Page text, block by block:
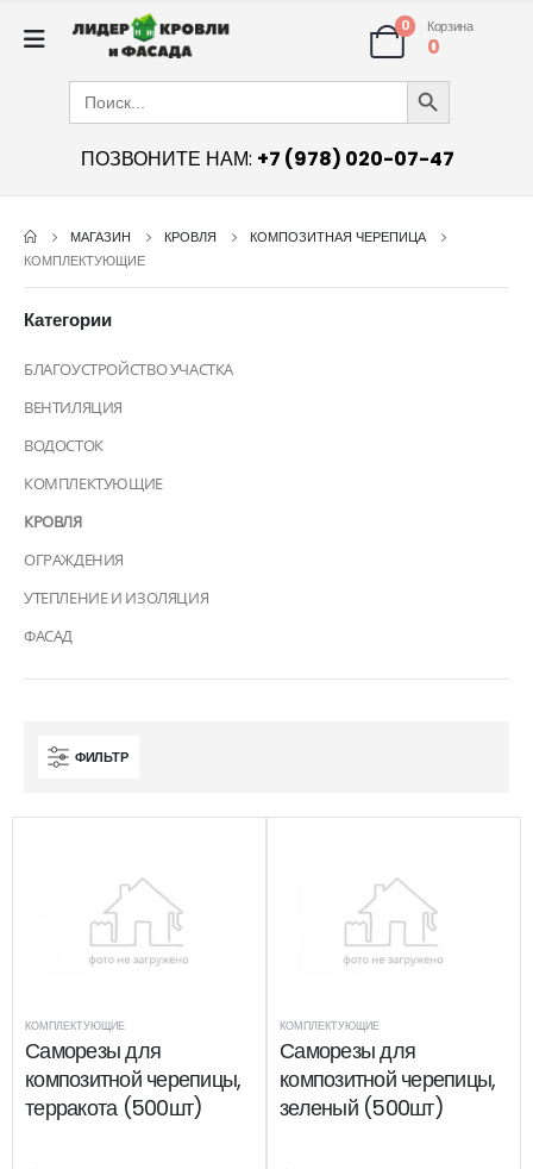
0 Корзина
0
Search
for:
Search Button
ПОЗВОНИТЕ НАМ: +7 (978) 020-07-47
МАГАЗИН КРОВЛЯ
КОМПОЗИТНАЯ ЧЕРЕПИЦА
КОМПЛЕКТУЮЩИЕ
ФИЛЬТР
КОМПЛЕКТУЮЩИЕ
Саморезы для
композитной черепицы,
терракота (500шт)
КОМПЛЕКТУЮЩИЕ
Саморезы для
композитной черепицы,
зеленый (500шт)
Категории
БЛАГОУСТРОЙСТВО УЧАСТКА
ВЕНТИЛЯЦИЯ
ВОДОСТОК
КОМПЛЕКТУЮЩИЕ
КРОВЛЯ
ОГРАЖДЕНИЯ
УТЕПЛЕНИЕ И ИЗОЛЯЦИЯ
ФАСАД